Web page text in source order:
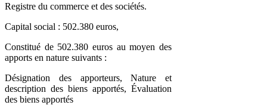
Registre du commerce et des sociétés.
Capital social : 502.380 euros,
Constitué de 502.380 euros au moyen des
apports en nature suivants :
Désignation des apporteurs, Nature et
description des biens apportés, Évaluation
des biens apportés